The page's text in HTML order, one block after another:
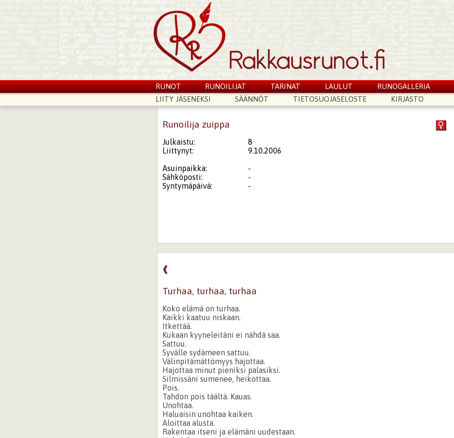
RUNOT RUNOILIJAT TARINAT LAULUT
RUNOGALLERIA
LIITY JÄSENEKSI
SÄÄNNÖT TIETOSUOJASELOSTE KIRJASTO
Runoilija zuippa
Julkaistu:
8
Liittynyt:
9.10.2006
Asuinpaikka:
-
Sähköposti:
-
Syntymäpäivä:
-
❰
Turhaa, turhaa, turhaa
Koko elämä on turhaa.
Kaikki kaatuu niskaan.
Itkettää.
Kukaan kyyneleitäni ei nähdä saa.
Sattuu.
Syvälle sydämeen sattuu.
Välinpitämättömyys hajottaa.
Hajottaa minut pieniksi palasiksi.
Silmissäni sumenee, heikottaa.
Pois.
Tahdon pois täältä. Kauas.
Unohtaa.
Haluaisin unohtaa kaiken.
Aloittaa alusta.
Rakentaa itseni ja elämäni uudestaan.